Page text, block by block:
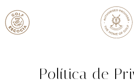
Política de